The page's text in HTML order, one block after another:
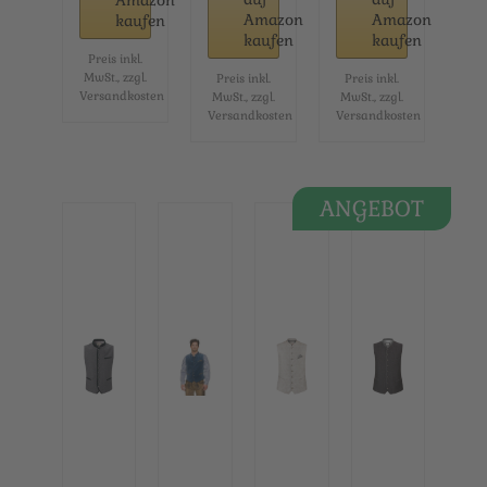
kaufen
Preis inkl.
MwSt., zzgl.
Versandkosten
Amazon
kaufen
Preis inkl.
MwSt., zzgl.
Versandkosten
Amazon
kaufen
Preis inkl.
MwSt., zzgl.
Versandkosten
ANGEBOT